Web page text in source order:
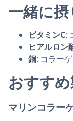
一緒に
ビタミンC:
ヒアルロン
銅: コラー
おすす
マリンコラー